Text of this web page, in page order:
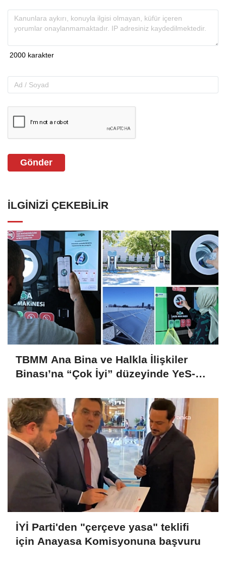
Gönder
İLGINIZI ÇEKEBILIR
TBMM Ana Bina ve Halkla İlişkiler
Binası’na “Çok İyi” düzeyinde YeS-TR
İYİ Parti'den "çerçeve yasa" teklifi
için Anayasa Komisyonuna başvuru